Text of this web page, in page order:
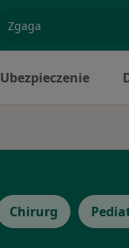
specjalizacja,
Ubezpieczenie
Chirurg